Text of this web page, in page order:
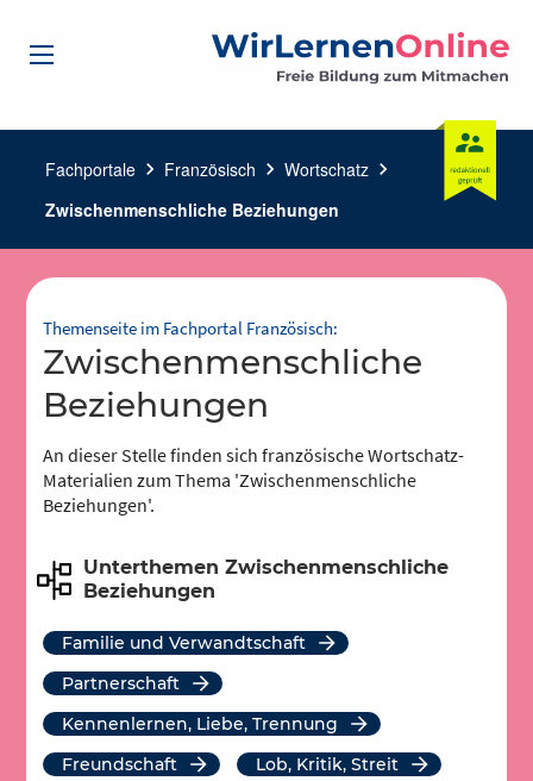
Fachportale chevron_right Französisch chevron_right Wortschatz chevron_right
Zwischenmenschliche Beziehungen
Themenseite im Fachportal Französisch:
Zwischenmenschliche
Beziehungen
An dieser Stelle finden sich französische Wortschatz-
Materialien zum Thema 'Zwischenmenschliche
Beziehungen'.
Unterthemen Zwischenmenschliche
Beziehungen
Familie und Verwandtschaft
Partnerschaft
Kennenlernen, Liebe, Trennung
Freundschaft
Lob, Kritik, Streit